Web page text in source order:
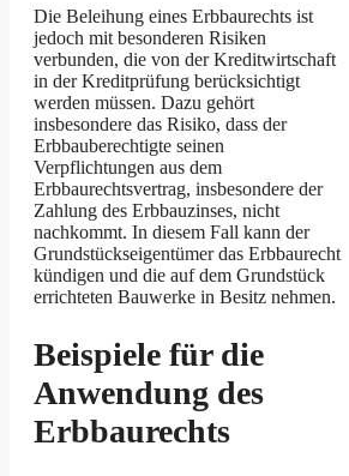
Die Beleihung eines Erbbaurechts ist
jedoch mit besonderen Risiken
verbunden, die von der Kreditwirtschaft
in der Kreditprüfung berücksichtigt
werden müssen. Dazu gehört
insbesondere das Risiko, dass der
Erbbauberechtigte seinen
Verpflichtungen aus dem
Erbbaurechtsvertrag, insbesondere der
Zahlung des Erbbauzinses, nicht
nachkommt. In diesem Fall kann der
Grundstückseigentümer das Erbbaurecht
kündigen und die auf dem Grundstück
errichteten Bauwerke in Besitz nehmen.
Beispiele für die
Anwendung des
Erbbaurechts